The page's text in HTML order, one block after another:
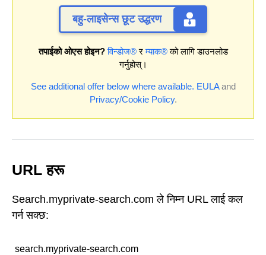
बहु-लाइसेन्स छूट उद्धरण
तपाईको ओएस होइन? विन्डोज®रम्याक®को लागि डाउनलोड
गर्नुहोस्।
See additional offer below where available. EULAand
Privacy/Cookie Policy.
URL हरू
Search.myprivate-search.com ले निम्न URL लाई कल
गर्न सक्छ:
search.myprivate-search.com